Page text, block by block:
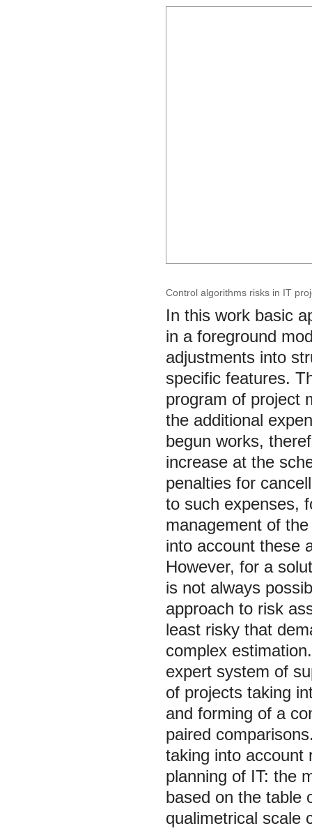
Control algorithms risks in IT
In this work basic
in a foreground
adjustments into
specific features.
program of project
the additional
begun works,
increase at the
penalties for
to such expenses,
management of
into account these
However, for a
is not always
approach to risk
least risky that
complex
expert system of
of projects taking
and forming of a
paired
taking into account
planning of IT: the
based on the table
qualimetrical scale